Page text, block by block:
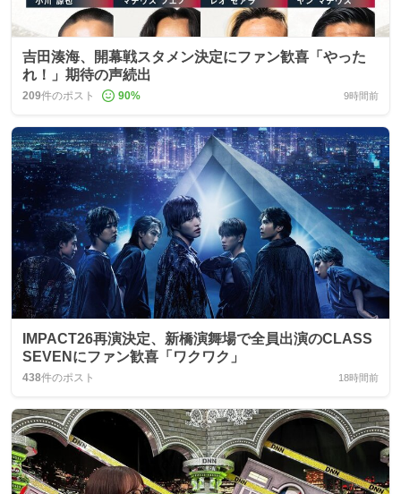
吉田湊海、開幕戦スタメン決定にファン歓喜「やった
れ！」期待の声続出
209件のポスト 90% 9時間前
IMPACT26再演決定、新橋演舞場で全員出演のCLASS
SEVENにファン歓喜「ワクワク」
438件のポスト 18時間前